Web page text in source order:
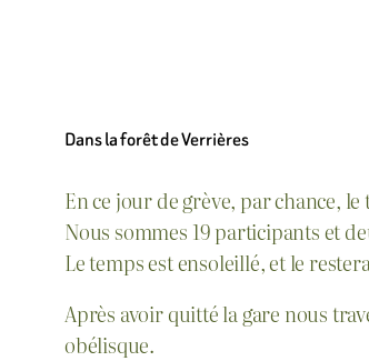
Dans la forêt de Verrières
En ce jour de grève, par chance,
Nous sommes 19 participants et
Le temps est ensoleillé, et le
Après avoir quitté la gare nous
obélisque.